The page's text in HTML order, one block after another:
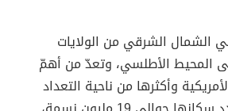
الشمال الشرقي من الولايات
المحيط الأطلسي، وتعدّ من أهمّ
وأكثرها من ناحية التعداد